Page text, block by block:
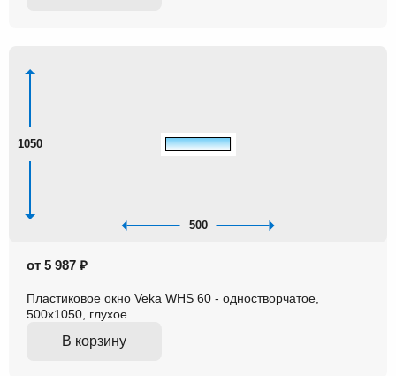
1050
500
от 5 987 ₽
Пластиковое окно Veka WHS 60 - одностворчатое,
500x1050, глухое
В корзину